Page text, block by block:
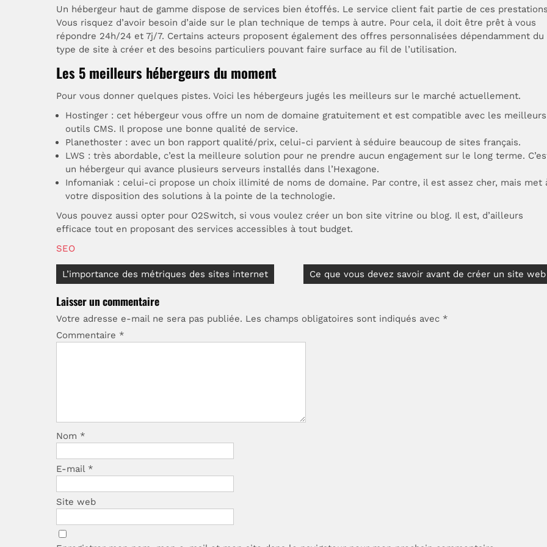
Un hébergeur haut de gamme dispose de services bien étoffés. Le service client fait partie de ces
Vous risquez d’avoir besoin d’aide sur le plan technique de temps à autre. Pour cela, il doit être prêt à vous
répondre 24h/24 et 7j/7. Certains acteurs proposent également des offres personnalisées dépendamment du
type de site à créer et des besoins particuliers pouvant faire surface au fil de l’utilisation.
Les 5 meilleurs hébergeurs du moment
Pour vous donner quelques pistes. Voici les hébergeurs jugés les meilleurs sur le marché actuellement.
Hostinger : cet hébergeur vous offre un nom de domaine gratuitement et est compatible avec les meilleurs
outils CMS. Il propose une bonne qualité de service.
Planethoster : avec un bon rapport qualité/prix, celui-ci parvient à séduire beaucoup de sites français.
LWS : très abordable, c’est la meilleure solution pour ne prendre aucun engagement sur le long terme.
un hébergeur qui avance plusieurs serveurs installés dans l’Hexagone.
Infomaniak : celui-ci propose un choix illimité de noms de domaine. Par contre, il est assez cher, mais met
votre disposition des solutions à la pointe de la technologie.
Vous pouvez aussi opter pour O2Switch, si vous voulez créer un bon site vitrine ou blog. Il est, d’ailleurs
efficace tout en proposant des services accessibles à tout budget.
SEO
Navigation
de
l’article
L’importance des métriques des sites internet Ce que vous devez savoir avant de créer un site web
Laisser un commentaire
Votre adresse e-mail ne sera pas publiée. Les champs obligatoires sont indiqués avec *
Commentaire *
Nom *
E-mail *
Site web